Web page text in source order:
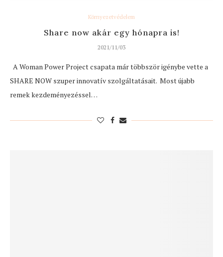
Környezetvédelem
Share now akár egy hónapra is!
2021/11/03
A Woman Power Project csapata már többször igénybe vette a
SHARE NOW szuper innovatív szolgáltatásait. Most újabb
remek kezdeményezéssel…